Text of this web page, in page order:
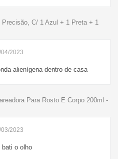
C/ 1 Azul + 1 Preta + 1
2023
alienígena dentro de casa
Para Rosto E Corpo 200ml -
2023
o olho